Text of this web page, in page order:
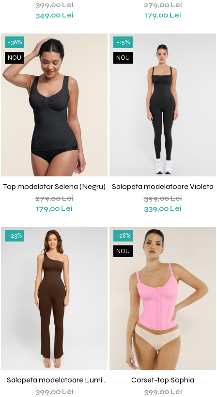
399,00 Lei
349,00 Lei
279,00 Lei
179,00 Lei
-36%
NOU
Top modelator Selena (Negru)
279,00 Lei
179,00 Lei
-15%
NOU
Salopeta modelatoare Violeta
399,00 Lei
339,00 Lei
-23%
Salopeta modelatoare Lumi
(Maro)
399,00 Lei
-28%
NOU
Corset-top Sophia
399,00 Lei